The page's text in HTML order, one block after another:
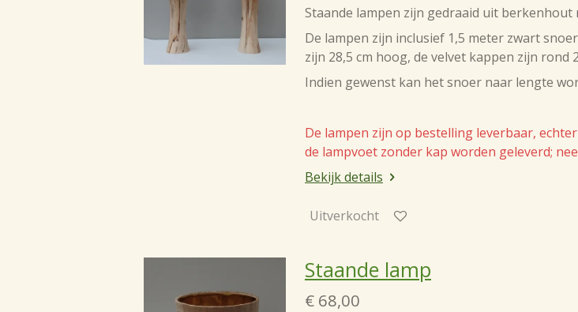
Staande lampen zijn gedraaid uit berkenhout
De lampen zijn inclusief 1,5 meter zwart
zijn 28,5 cm hoog, de velvet kappen zijn rond
Indien gewenst kan het snoer naar lengte
De lampen zijn op bestelling leverbaar,
de lampvoet zonder kap worden geleverd;
Bekijk details
Uitverkocht
Staande lamp
€ 68,00